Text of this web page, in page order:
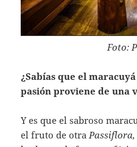
Foto:
¿Sabías que el
pasión proviene de una
Y es que el sabroso
el fruto de otra